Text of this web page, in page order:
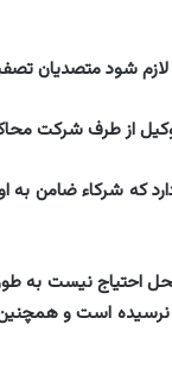
که شرکاء ضامن
محل احتیاج نیست
نرسیده است و